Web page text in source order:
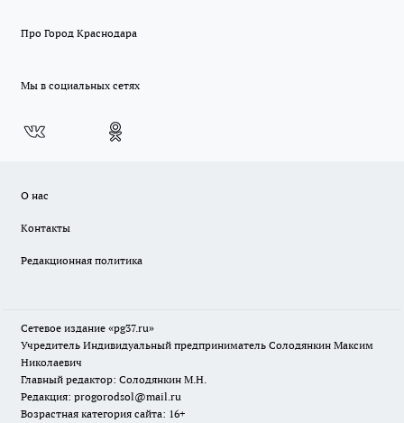
Про Город Краснодара
Мы в социальных сетях
О нас
Контакты
Редакционная политика
Сетевое издание «pg37.ru»
Учредитель Индивидуальный предприниматель Солодянкин Максим
Николаевич
Главный редактор: Солодянкин М.Н.
Редакция: progorodsol@mail.ru
Возрастная категория сайта: 16+